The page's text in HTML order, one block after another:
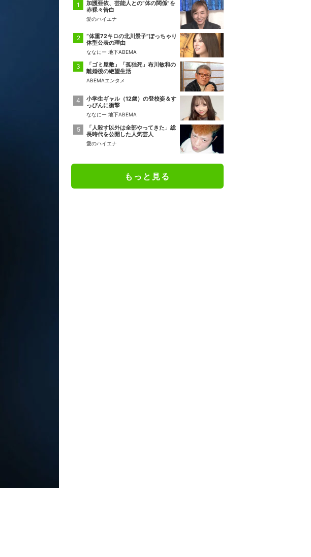
加護亜依、芸能人との“体の関係”を
赤裸々告白
愛のハイエナ
“体重72キロの北川景子”ぽっちゃり
体型公表の理由
ななにー 地下ABEMA
「ゴミ屋敷」「孤独死」布川敏和の
離婚後の絶望生活
ABEMAエンタメ
小学生ギャル（12歳）の登校姿＆す
っぴんに衝撃
ななにー 地下ABEMA
「人殺す以外は全部やってきた」総
長時代を公開した人気芸人
愛のハイエナ
もっと見る